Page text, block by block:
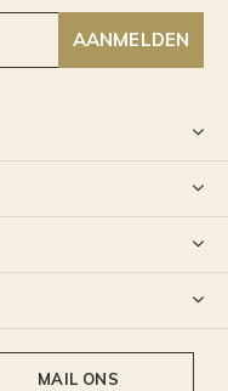
AANMELDEN
MAIL ONS